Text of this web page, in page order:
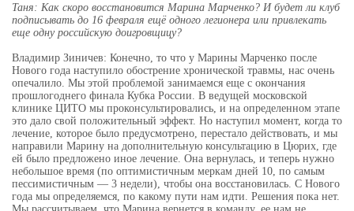
Таня: Как скоро восстановится Марина Марченко? И будет ли клуб
подписывать до 16 февраля ещё одного легионера или привлекать
еще одну российскую доигровщицу?
Владимир Зиничев: Конечно, то что у Марины Марченко после
Нового года наступило обострение хронической травмы, нас очень
опечалило. Мы этой проблемой занимаемся еще с окончания
прошлогоднего финала Кубка России. В ведущей московской
клинике ЦИТО мы проконсультировались, и на определенном этапе
это дало свой положительный эффект. Но наступил момент, когда то
лечение, которое было предусмотрено, перестало действовать, и мы
направили Марину на дополнительную консультацию в Цюрих, где
ей было предложено иное лечение. Она вернулась, и теперь нужно
небольшое время (по оптимистичным меркам дней 10, по самым
пессимистичным — 3 недели), чтобы она восстановилась. С Нового
года мы определяемся, по какому пути нам идти. Решения пока нет.